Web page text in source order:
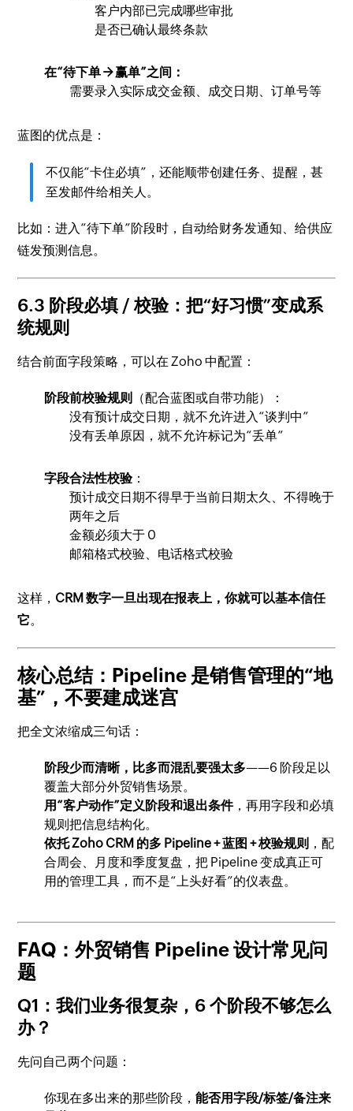
客户内部已完成哪些审批
是否已确认最终条款
在“待下单 → 赢单”之间：
需要录入实际成交金额、成交日期、订单号等
蓝图的优点是：
不仅能“卡住必填”，还能顺带创建任务、提醒，甚
至发邮件给相关人。
比如：进入“待下单”阶段时，自动给财务发通知、给供应
链发预测信息。
6.3 阶段必填 / 校验：把“好习惯”变成系
统规则
结合前面字段策略，可以在 Zoho 中配置：
阶段前校验规则
（配合蓝图或自带功能）：
没有预计成交日期，就不允许进入“谈判中”
没有丢单原因，就不允许标记为“丢单”
字段合法性校验：
预计成交日期不得早于当前日期太久、不得晚于
两年之后
金额必须大于 0
邮箱格式校验、电话格式校验
这样， CRM 数字一旦出现在报表上，你就可以基本信任
它。
核心总结：Pipeline 是销售管理的“地
基”，不要建成迷宫
把全文浓缩成三句话：
阶段少而清晰，比多而混乱要强太多——6 阶段足以
覆盖大部分外贸销售场景。
用“客户动作”定义阶段和退出条件，再用字段和必填
规则把信息结构化。
依托 Zoho CRM 的多 Pipeline + 蓝图 + 校验规则 ，配
合周会、月度和季度复盘，把 Pipeline 变成真正可
用的管理工具，而不是“上头好看”的仪表盘。
FAQ：外贸销售 Pipeline 设计常见问
题
Q1：我们业务很复杂，6 个阶段不够怎么
办？
先问自己两个问题：
你现在多出来的那些阶段，能否用字段/标签/备注来